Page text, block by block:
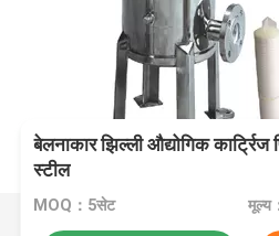
बेलनाकार झिल्ली औद्योगिक
स्टील
MOQ：5सेट मूल्य